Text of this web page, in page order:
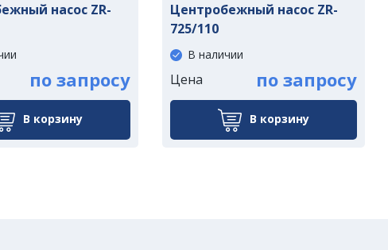
насос ZR-
по запросу
В корзину
Центробежный насос ZR-
725/110
В наличии
Цена по запросу
В корзину